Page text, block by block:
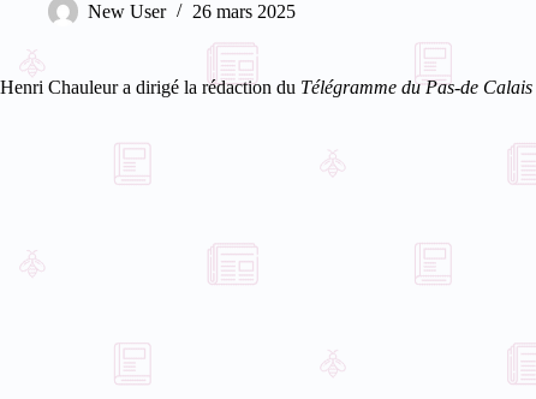
New User 26 mars 2025
Henri Chauleur a dirigé la rédaction du Télégramme du Pas-de Calais